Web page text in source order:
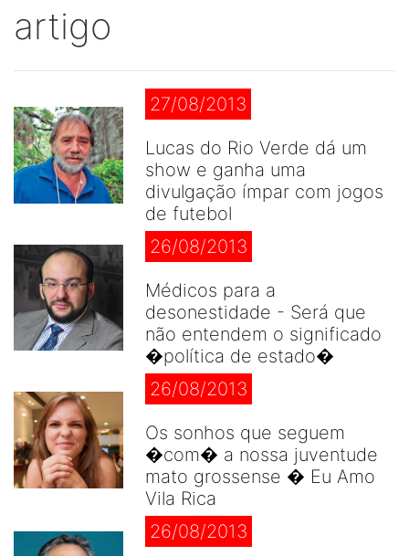
artigo
27/08/2013
Lucas do Rio Verde dá um
show e ganha uma
divulgação ímpar com jogos
de futebol
26/08/2013
Médicos para a
desonestidade - Será que
não entendem o significado
�política de estado�
26/08/2013
Os sonhos que seguem
�com� a nossa juventude
mato grossense � Eu Amo
Vila Rica
26/08/2013